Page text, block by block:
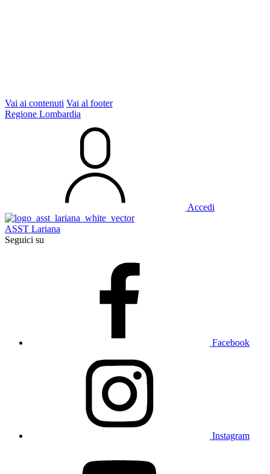
Vai ai contenuti Vai al footer
Regione Lombardia
Accedi
ASST Lariana
Seguici su
Facebook
Instagram